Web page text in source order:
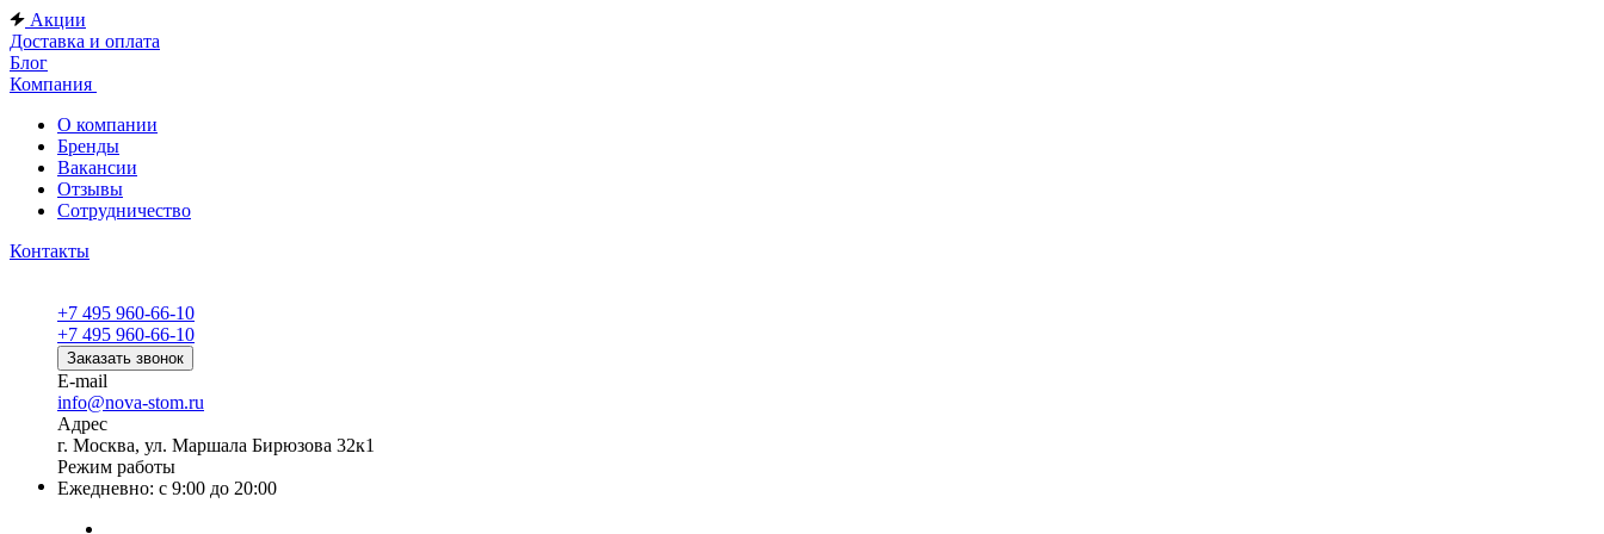
Акции
Доставка и оплата
Блог
Компания
О компании
Бренды
Вакансии
Отзывы
Сотрудничество
Контакты
+7 495 960-66-10
+7 495 960-66-10
Заказать звонок
E-mail
info@nova-stom.ru
Адрес
г. Москва, ул. Маршала Бирюзова 32к1
Режим работы
Ежедневно: с 9:00 до 20:00